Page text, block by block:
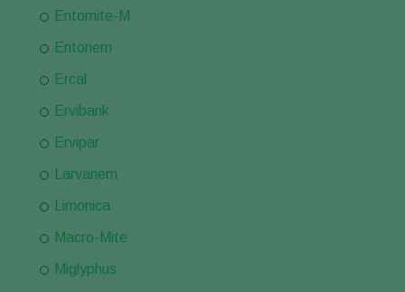
Entomite-M
Entonem
Ercal
Ervibank
Ervipar
Larvanem
Limonica
Macro-Mite
Miglyphus